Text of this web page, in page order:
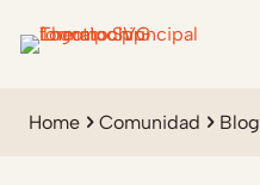
Home Comunidad Blog